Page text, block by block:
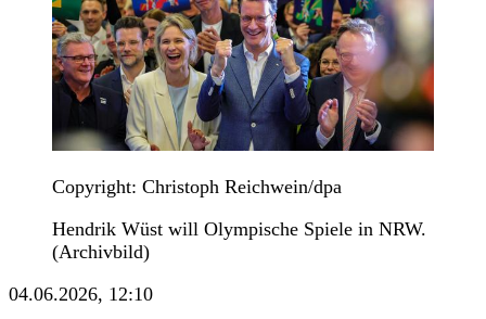
Copyright: Christoph Reichwein/dpa
Hendrik Wüst will Olympische Spiele in NRW.
(Archivbild)
04.06.2026, 12:10